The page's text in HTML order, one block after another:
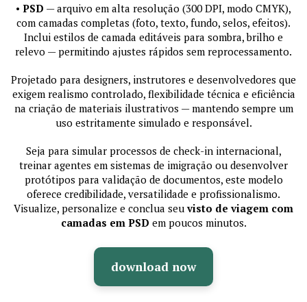
• PSD — arquivo em alta resolução (300 DPI, modo CMYK),
com camadas completas (foto, texto, fundo, selos, efeitos).
Inclui estilos de camada editáveis para sombra, brilho e
relevo — permitindo ajustes rápidos sem reprocessamento.
Projetado para designers, instrutores e desenvolvedores que
exigem realismo controlado, flexibilidade técnica e eficiência
na criação de materiais ilustrativos — mantendo sempre um
uso estritamente simulado e responsável.
Seja para simular processos de check-in internacional,
treinar agentes em sistemas de imigração ou desenvolver
protótipos para validação de documentos, este modelo
oferece credibilidade, versatilidade e profissionalismo.
Visualize, personalize e conclua seuvisto de viagem com
camadas em PSD em poucos minutos.
download now